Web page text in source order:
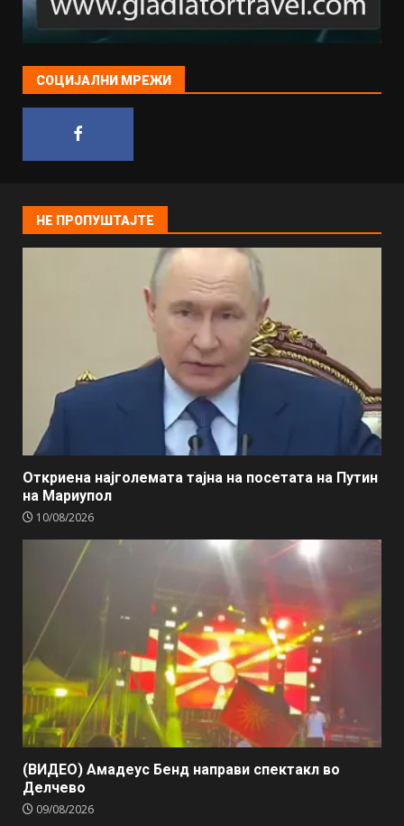
СОЦИЈАЛНИ МРЕЖИ
НЕ ПРОПУШТАЈТЕ
Откриена најголемата тајна на посетата на Путин
на Мариупол
10/08/2026
(ВИДЕО) Амадеус Бенд направи спектакл во
Делчево
09/08/2026